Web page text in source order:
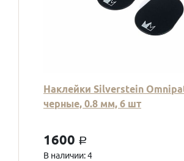
Наклейки Silverstein
черные, 0.8 мм, 6 шт
1600 a
В наличии: 4